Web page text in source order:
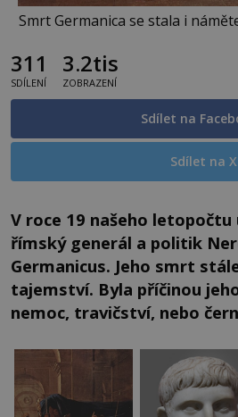
Smrt Germanica se stala i
311
SDÍLENÍ
3.2tis
ZOBRAZENÍ
Sdílet na
Sdílet na X
V roce 19 našeho
římský generál a politik
Germanicus. Jeho smrt
tajemství. Byla příčinou
nemoc, travičství, nebo